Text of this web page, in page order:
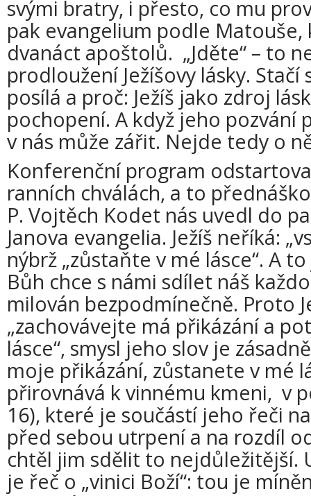
svými bratry, i přesto, co mu
pak evangelium podle Matouše,
dvanáct apoštolů. „Jděte“ – to
prodloužení Ježíšovy lásky.
posílá a proč: Ježíš jako zdroj
pochopení. A když jeho pozvání
v nás může zářit. Nejde tedy o
Konferenční program
ranních chválách, a to
P. Vojtěch Kodet nás uvedl do
Janova evangelia. Ježíš neříká:
nýbrž „zůstaňte v mé lásce“. A
Bůh chce s námi sdílet náš
milován bezpodmínečně. Proto
„zachovávejte má přikázání a
lásce“, smysl jeho slov je
moje přikázání, zůstanete v mé
přirovnává k vinnému kmeni, v
16), které je součástí jeho řeči
před sebou utrpení a na rozdíl
chtěl jim sdělit to nejdůležitější.
je řeč o „vinici Boží“: tou je